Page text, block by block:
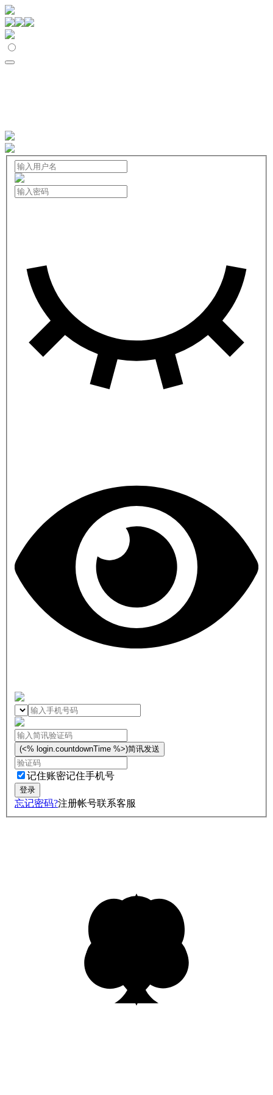
(<% login.countdownTime %>)简讯发送
记住账密记住手机号
忘记密码?注册帐号联系客服